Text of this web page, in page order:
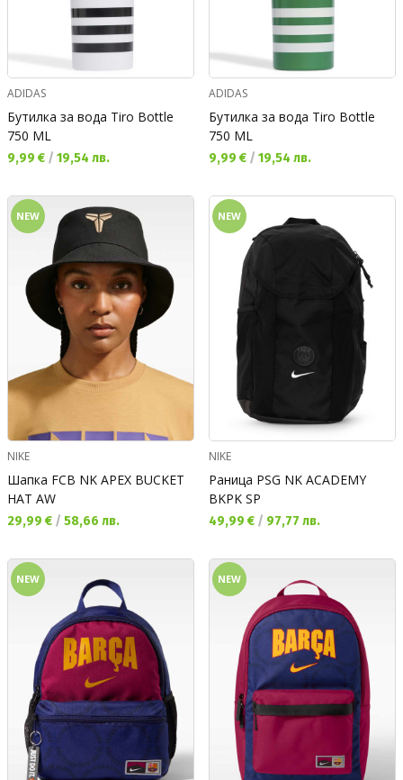
ADIDAS
Бутилка за вода Tiro Bottle
750 ML
Текуща цена:
9,99 € / 19,54 лв.
ADIDAS
Бутилка за вода Tiro Bottle
750 ML
Текуща цена:
9,99 € / 19,54 лв.
NEW
NIKE
Шапка FCB NK APEX BUCKET
HAT AW
Текуща цена:
29,99 € / 58,66 лв.
NEW
NIKE
Раница PSG NK ACADEMY
BKPK SP
Текуща цена:
49,99 € / 97,77 лв.
NEW NEW